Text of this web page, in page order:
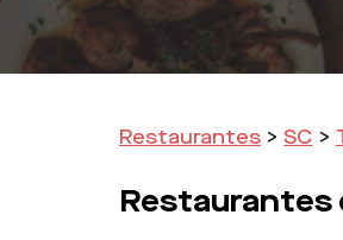
Restaurantes > SC >
Restaurantes